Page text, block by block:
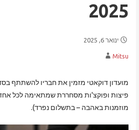
2025
ינואר 6, 2025
Mitsu
מועדון דוקאטי מזמין את חבריו להשתתף
פיצות ופוקצ'ות מסחררת שמתאימה לכל אחד
מוזמנות באהבה – בתשלום נפרד).